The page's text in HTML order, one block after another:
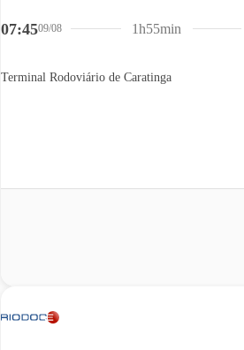
07:4509/08
Terminal Rodoviário de Caratinga
1h55min